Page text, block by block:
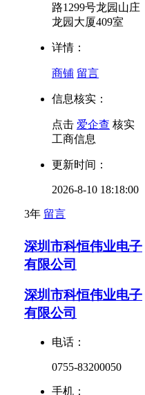
路1299号龙园山庄
龙园大厦409室
详情：
商铺 留言
信息核实：
点击 爱企查 核实
工商信息
更新时间：
2026-8-10 18:18:00
3年 留言
深圳市科恒伟业电子
有限公司
深圳市科恒伟业电子
有限公司
电话：
0755-83200050
手机：